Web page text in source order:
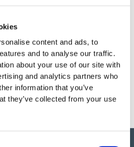
content and ads, to
and to analyse our traffic.
about your use of our site with
and analytics partners who
information that you’ve
they’ve collected from your use
avvika mot de bilder som visas